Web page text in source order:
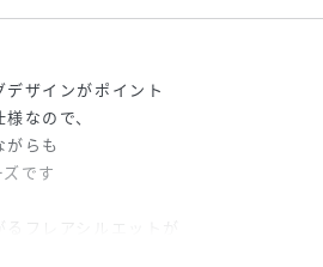
デザインがポイント
なので、
がらも
です
フレアシルエットが